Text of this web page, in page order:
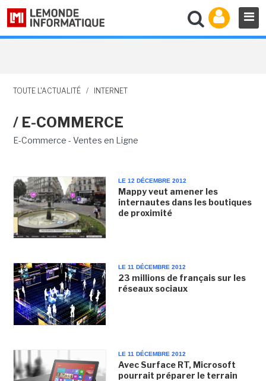
TOUTE L'ACTUALITÉ / INTERNET
/ E-COMMERCE
E-Commerce - Ventes en Ligne
LE 12 DÉCEMBRE 2012
Mappy veut amener les
internautes dans les boutiques
de proximité
LE 11 DÉCEMBRE 2012
23 millions de français sur les
réseaux sociaux
LE 11 DÉCEMBRE 2012
Avec Surface RT, Microsoft
pourrait préparer le terrain